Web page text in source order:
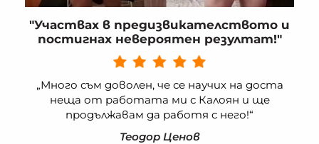
"Участвах в предизвикателството и
постигнах невероятен резултат!"
„Много съм доволен, че се научих на доста
неща от работата ми с Калоян и ще
продължавам да работя с него!“
Теодор Ценов